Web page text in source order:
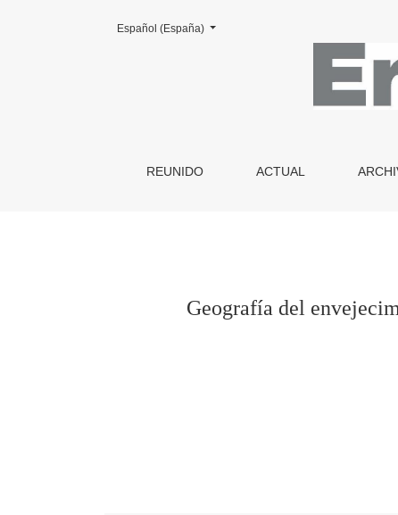
Geografía del envejecimiento en España y
REUNIDO ACTUAL
Cambiar el idioma. El actual es:
Español (España)
Geografía del